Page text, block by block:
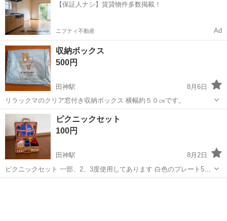
【保証人ナシ】賃貸物件多数掲載！
ニフティ不動産 Ad
収納ボックス
500円
田神駅
8月6日
リラックマのクリア窓付き収納ボックス 横幅約５０㎝です。
岐阜 岐阜市 田神駅 その他
ピクニックセット
100円
田神駅
8月2日
ピクニックセット 一部、2、3度使用してあります 白色のプレート5枚
4色カラーの皿、コップ、ナイフ、フォークは各4 個ですが、スプーン